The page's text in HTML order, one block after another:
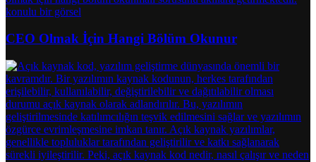
CEO Olmak İçin Hangi Bölüm Okunur